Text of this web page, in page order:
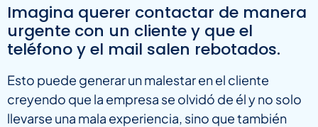
Imagina querer contactar de manera
urgente con un cliente y que el
teléfono y el mail salen rebotados.
Esto puede generar un malestar en el cliente
creyendo que la empresa se olvidó de él y no solo
llevarse una mala experiencia, sino que también